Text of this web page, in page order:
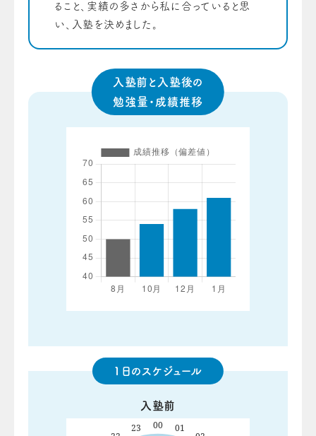
ること、実績の多さから私に合っていると思
い、入塾を決めました。
入塾前と入塾後の
勉強量・成績推移
1日のスケジュール
入塾前